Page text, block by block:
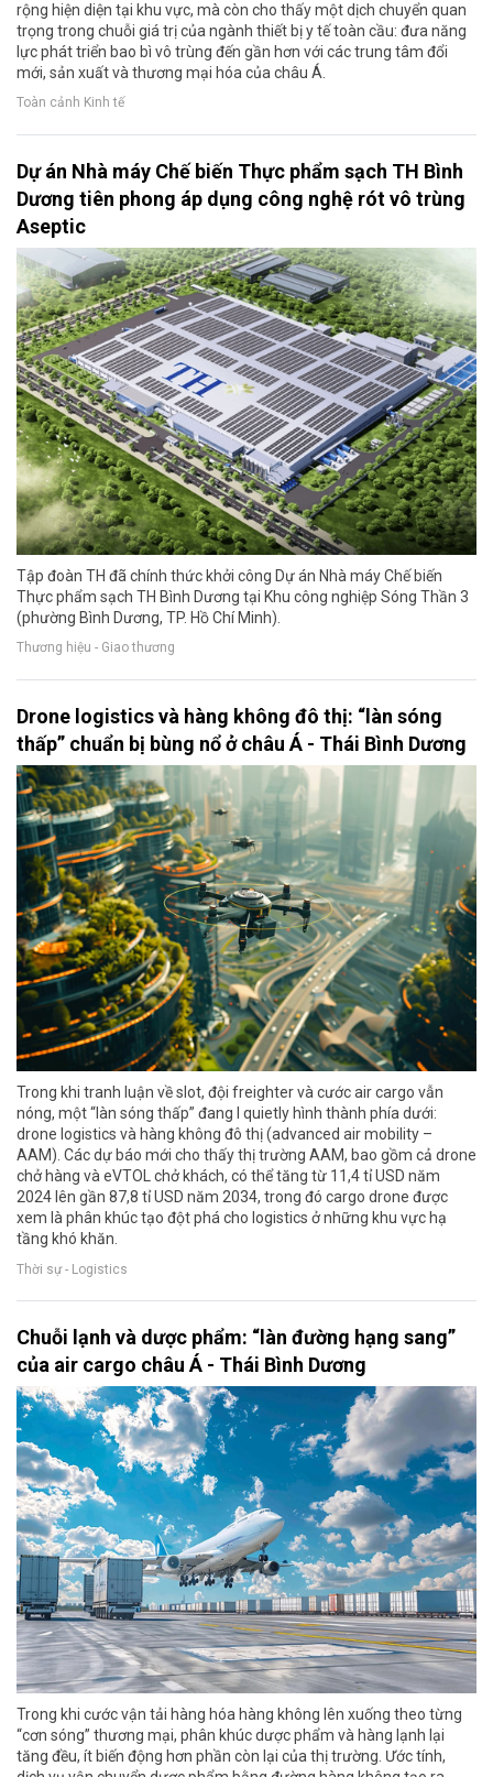
rộng hiện diện tại khu vực, mà còn cho thấy một dịch chuyển quan
trọng trong chuỗi giá trị của ngành thiết bị y tế toàn cầu: đưa năng
lực phát triển bao bì vô trùng đến gần hơn với các trung tâm đổi
mới, sản xuất và thương mại hóa của châu Á.
Toàn cảnh Kinh tế
Dự án Nhà máy Chế biến Thực phẩm sạch TH Bình
Dương tiên phong áp dụng công nghệ rót vô trùng
Aseptic
Tập đoàn TH đã chính thức khởi công Dự án Nhà máy Chế biến
Thực phẩm sạch TH Bình Dương tại Khu công nghiệp Sóng Thần 3
(phường Bình Dương, TP. Hồ Chí Minh).
Thương hiệu - Giao thương
Drone logistics và hàng không đô thị: “làn sóng
thấp” chuẩn bị bùng nổ ở châu Á - Thái Bình Dương
Trong khi tranh luận về slot, đội freighter và cước air cargo vẫn
nóng, một “làn sóng thấp” đang l quietly hình thành phía dưới:
drone logistics và hàng không đô thị (advanced air mobility –
AAM). Các dự báo mới cho thấy thị trường AAM, bao gồm cả drone
chở hàng và eVTOL chở khách, có thể tăng từ 11,4 tỉ USD năm
2024 lên gần 87,8 tỉ USD năm 2034, trong đó cargo drone được
xem là phân khúc tạo đột phá cho logistics ở những khu vực hạ
tầng khó khăn.
Thời sự - Logistics
Chuỗi lạnh và dược phẩm: “làn đường hạng sang”
của air cargo châu Á - Thái Bình Dương
Trong khi cước vận tải hàng hóa hàng không lên xuống theo từng
“cơn sóng” thương mại, phân khúc dược phẩm và hàng lạnh lại
tăng đều, ít biến động hơn phần còn lại của thị trường. Ước tính,